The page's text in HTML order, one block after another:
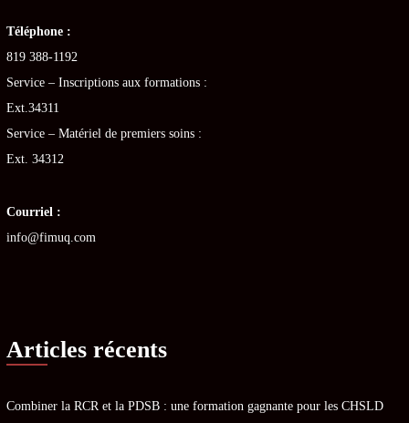
Téléphone :
819 388-1192
Service – Inscriptions aux formations :
Ext.34311
Service – Matériel de premiers soins :
Ext. 34312
Courriel :
info@fimuq.com
Articles récents
Combiner la RCR et la PDSB : une formation gagnante pour les CHSLD